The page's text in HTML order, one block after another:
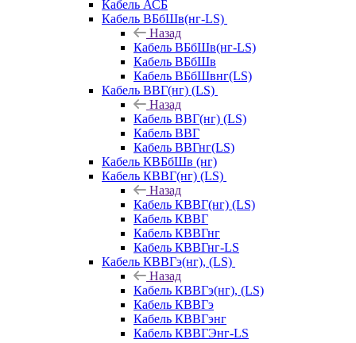
Кабель АСБ
Кабель ВБбШв(нг-LS)
Назад
Кабель ВБбШв(нг-LS)
Кабель ВБбШв
Кабель ВБбШвнг(LS)
Кабель ВВГ(нг) (LS)
Назад
Кабель ВВГ(нг) (LS)
Кабель ВВГ
Кабель ВВГнг(LS)
Кабель КВБбШв (нг)
Кабель КВВГ(нг) (LS)
Назад
Кабель КВВГ(нг) (LS)
Кабель КВВГ
Кабель КВВГнг
Кабель КВВГнг-LS
Кабель КВВГэ(нг), (LS)
Назад
Кабель КВВГэ(нг), (LS)
Кабель КВВГэ
Кабель КВВГэнг
Кабель КВВГЭнг-LS